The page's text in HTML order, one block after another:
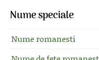
Nume speciale
Nume romanesti